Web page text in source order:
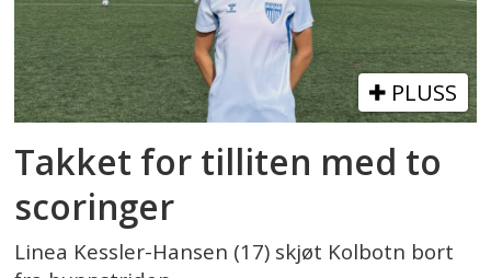
PLUSS
Takket for tilliten med to
scoringer
Linea Kessler-Hansen (17) skjøt Kolbotn bort